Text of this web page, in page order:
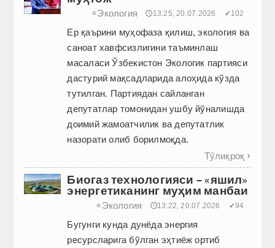
≡Экология 🕔13:25, 20.07.2026 ✔102
Ер қаърини муҳофаза қилиш, экология ва
саноат хавфсизлигини таъминлаш
масаласи Ўзбекистон Экологик партияси
дастурий мақсадларида алоҳида кўзда
тутилган. Партиядан сайланган
депутатлар томонидан ушбу йўналишда
доимий жамоатчилик ва депутатлик
назорати олиб борилмоқда.
Тўлиқроқ 
Биогаз технологияси – «яшил»
энергетиканинг муҳим манбаи
≡ Экология 🕔13:22, 20.07.2026 ✔94
Бугунги кунда дунёда энергия
ресурсларига бўлган эҳтиёж ортиб